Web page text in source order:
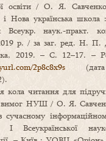
освіти / О. Я.
і Нова українська школа
Всеукр. наук.-практ.
р. / за заг. ред. Н. П.
2019. – С. 12–17. –
2p8c8x9s (дата
кола читання для
вимог НУШ / О. Я.
сучасному
І Всеукраїнської